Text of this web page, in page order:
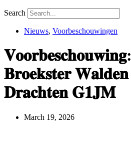
Search
Nieuws, Voorbeschouwingen
𝐁𝐫𝐨𝐞𝐤𝐬𝐭𝐞𝐫
𝐃𝐫𝐚𝐜𝐡𝐭𝐞𝐧 𝐆𝟏𝐉𝐌
March 19, 2026